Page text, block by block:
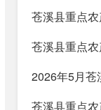
苍溪县重点
苍溪县重点
2026年5月苍
苍溪县重点